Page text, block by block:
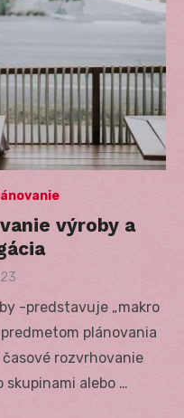
výroby a
-predstavuje „makro
plánovania
rozvrhovanie
skupinami alebo …